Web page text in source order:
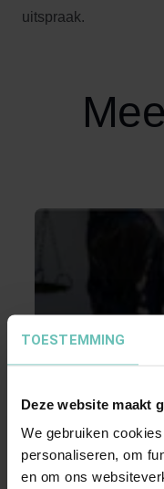
TOESTEMMING
Deze website maakt
We gebruiken
personaliseren, om
en om ons
uitspraak.
16/05057)
Merkenrecht.